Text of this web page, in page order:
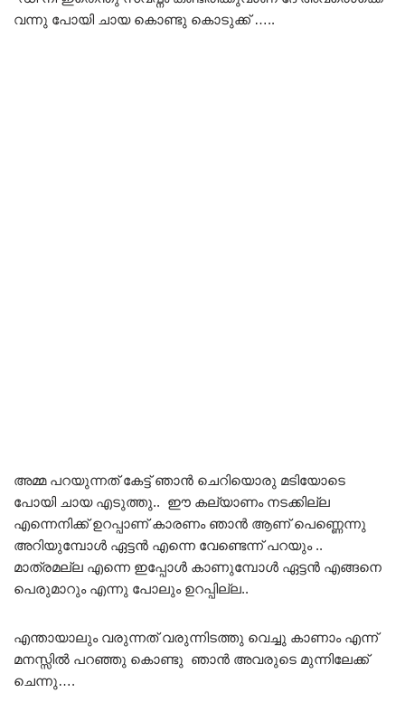
വന്നു പോയി ചായ കൊണ്ടു കൊടുക്ക് …..
അമ്മ പറയുന്നത് കേട്ട് ഞാൻ ചെറിയൊരു മടിയോടെ
പോയി ചായ എടുത്തു.. ഈ കല്യാണം നടക്കില്ല
എന്നെനിക്ക് ഉറപ്പാണ് കാരണം ഞാൻ ആണ് പെണ്ണെന്നു
അറിയുമ്പോൾ ഏട്ടൻ എന്നെ വേണ്ടെന്ന് പറയും ..
മാത്രമല്ല എന്നെ ഇപ്പോൾ കാണുമ്പോൾ ഏട്ടൻ എങ്ങനെ
പെരുമാറും എന്നു പോലും ഉറപ്പില്ല..
എന്തായാലും വരുന്നത് വരുന്നിടത്തു വെച്ചു കാണാം എന്ന്
മനസ്സിൽ പറഞ്ഞു കൊണ്ടു ഞാൻ അവരുടെ മുന്നിലേക്ക്
ചെന്നു….